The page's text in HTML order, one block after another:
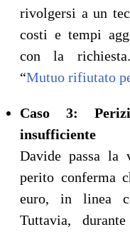
rivolgersi a un
costi e tempi
con la
“Mutuo rifiutato
Caso 3:
insufficiente
Davide passa la
perito conferma
euro, in linea
Tuttavia,